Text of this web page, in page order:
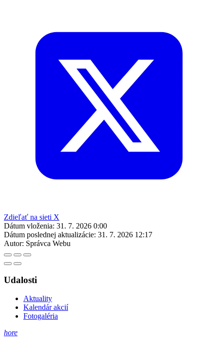
Zdieľať na sieti X
Dátum vloženia: 31. 7. 2026 0:00
Dátum poslednej aktualizácie: 31. 7. 2026 12:17
Autor: Správca Webu
Udalosti
Aktuality
Kalendár akcií
Fotogaléria
hore